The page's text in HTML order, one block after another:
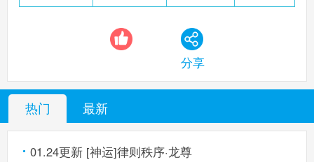
分享
热门 最新
01.24更新 [神运]律则秩序·龙尊